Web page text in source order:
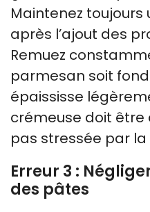
Maintenez toujours
après l’ajout des
Remuez
parmesan soit
épaississe
crémeuse doit être
pas stressée par la
Erreur 3 :
des pâtes